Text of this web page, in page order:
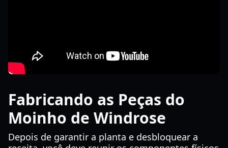
Fabricando as Peças do
Moinho de Windrose
Depois de garantir a planta e desbloquear a